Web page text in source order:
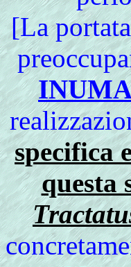
[La
specifica
questa